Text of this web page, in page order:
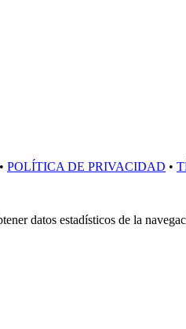
POLÍTICA DE PRIVACIDAD •
datos estadísticos de la